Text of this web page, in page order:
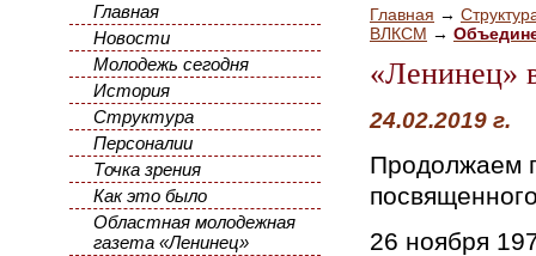
Главная
Новости
Молодежь сегодня
История
Структура
Персоналии
Точка зрения
Как это было
Областная молодежная
газета «Ленинец»
Главная →
ВЛКСМ →
«Ленинец»
24.02.2019 г.
Продолжаем
26 ноября